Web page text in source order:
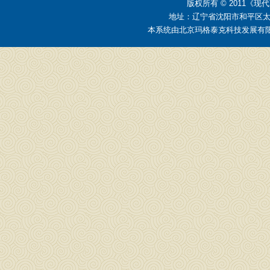
版权所有 © 2011《现
地址：辽宁省沈阳市和平区
本系统由北京玛格泰克科技发展有